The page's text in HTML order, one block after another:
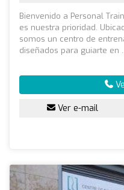
Bienvenido a Personal
es nuestra prioridad.
somos un centro de
diseñados para guiarte en
Ver e-mail